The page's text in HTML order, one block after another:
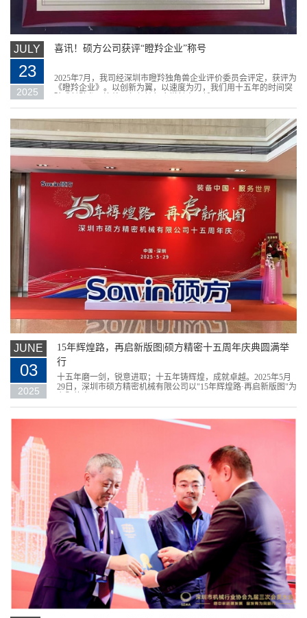
JULY
23
2025
喜讯！硕方公司获评“瞪羚企业”称号
2025年7月，我司经深圳市瞪羚独角兽企业评价委员会评定，获评为
《瞪羚企业》。以创新为翼，以速度为刃，我们用十五年的时间突
JUNE
03
2025
15年辉煌路，再启新版图|硕方精密十五周年庆典圆满举
行
十五年磨一剑，锐意进取；十五年铸辉煌，成就卓越。2025年5月
29日，深圳市硕方精密机械有限公司以"15年辉煌路·再启新版图"为